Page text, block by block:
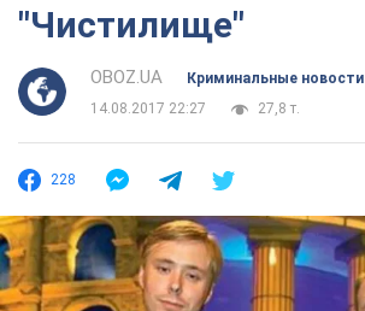
"Чистилище"
OBOZ.UA
Криминальные новости
14.08.2017 22:27
27,8 т.
228